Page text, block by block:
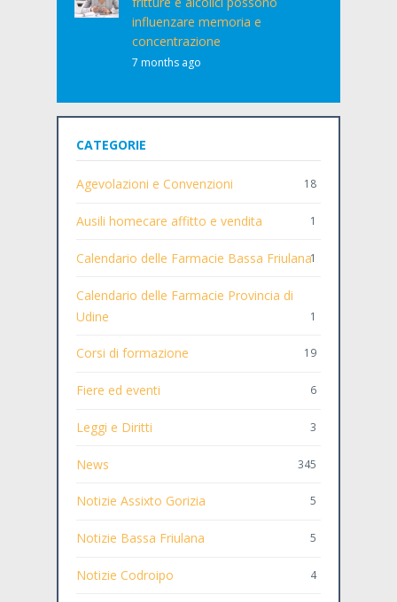
influenzare memoria e
concentrazione
7 months ago
CATEGORIE
Agevolazioni e Convenzioni 18
Ausili homecare affitto e vendita 1
Calendario delle Farmacie Bassa Friulana1
Calendario delle Farmacie Provincia di
Udine
1
Corsi di formazione 19
Fiere ed eventi 6
Leggi e Diritti 3
News 345
Notizie Assixto Gorizia 5
Notizie Bassa Friulana 5
Notizie Codroipo 4